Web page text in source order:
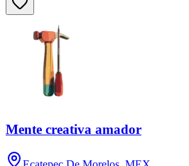
Mente creativa amador